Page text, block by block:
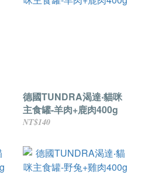
德國TUNDRA渴達‧貓咪
主食罐-羊肉+鹿肉400g
NT$140